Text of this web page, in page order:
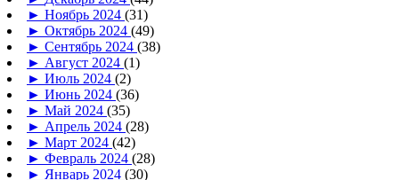
► Ноябрь 2024 (31)
► Октябрь 2024 (49)
► Сентябрь 2024 (38)
► Август 2024 (1)
► Июль 2024 (2)
► Июнь 2024 (36)
► Май 2024 (35)
► Апрель 2024 (28)
► Март 2024 (42)
► Февраль 2024 (28)
► Январь 2024 (30)